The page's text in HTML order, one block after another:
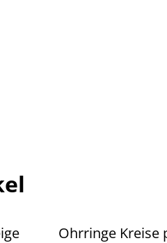
Ohrringe Kreise